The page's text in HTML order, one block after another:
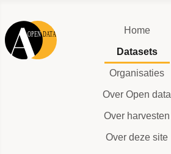
Home
Datasets
Organisaties
Over Open data
Over harvesten
Over deze site